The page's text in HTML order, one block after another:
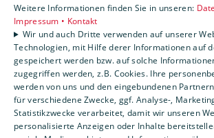
Weitere Informationen finden Sie in unseren:
Impressum • Kontakt
Wir und auch Dritte verwenden auf unserer
Technologien, mit Hilfe derer Informationen auf
gespeichert werden bzw. auf solche
zugegriffen werden, z.B. Cookies. Ihre
werden von uns und den eingebundenen
für verschiedene Zwecke, ggf. Analyse-,
Statistikzwecke verarbeitet, damit wir unseren
personalisierte Anzeigen oder Inhalte